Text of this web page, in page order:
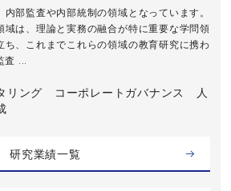
部監査や内部統制の領域となっています。
域は、理論と実務の融合が特に重要な学問領
ち、これまでこれらの領域の教育研究に携わ
査 ...
リング コーポレートガバナンス 人
研究業績一覧